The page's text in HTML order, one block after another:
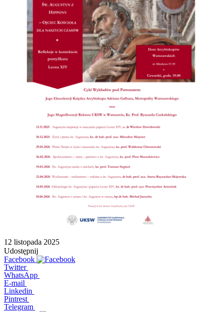
12 listopada 2025
Udostępnij
Facebook
Twitter
WhatsApp
E-mail
Linkedin
Pintrest
Telegram